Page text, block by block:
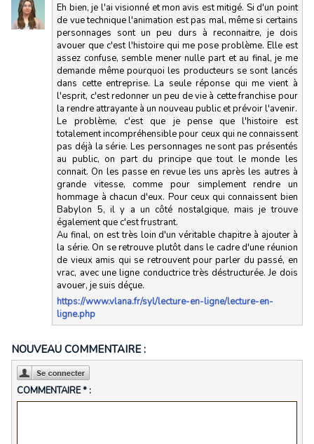
Eh bien, je l'ai visionné et mon avis est mitigé. Si d'un point
de vue technique l'animation est pas mal, même si certains
personnages sont un peu durs à reconnaitre, je dois
avouer que c'est l'histoire qui me pose problème. Elle est
assez confuse, semble mener nulle part et au final, je me
demande même pourquoi les producteurs se sont lancés
dans cette entreprise. La seule réponse qui me vient à
l'esprit, c'est redonner un peu de vie à cette franchise pour
la rendre attrayante à un nouveau public et prévoir l'avenir.
Le problème, c'est que je pense que l'histoire est
totalement incompréhensible pour ceux qui ne connaissent
pas déjà la série. Les personnages ne sont pas présentés
au public, on part du principe que tout le monde les
connait. On les passe en revue les uns après les autres à
grande vitesse, comme pour simplement rendre un
hommage à chacun d'eux. Pour ceux qui connaissent bien
Babylon 5, il y a un côté nostalgique, mais je trouve
également que c'est frustrant.
Au final, on est très loin d'un véritable chapitre à ajouter à
la série. On se retrouve plutôt dans le cadre d'une réunion
de vieux amis qui se retrouvent pour parler du passé, en
vrac, avec une ligne conductrice très déstructurée. Je dois
avouer, je suis déçue.
https://www.vlana.fr/syl/lecture-en-ligne/lecture-en-
ligne.php
NOUVEAU COMMENTAIRE :
COMMENTAIRE * :